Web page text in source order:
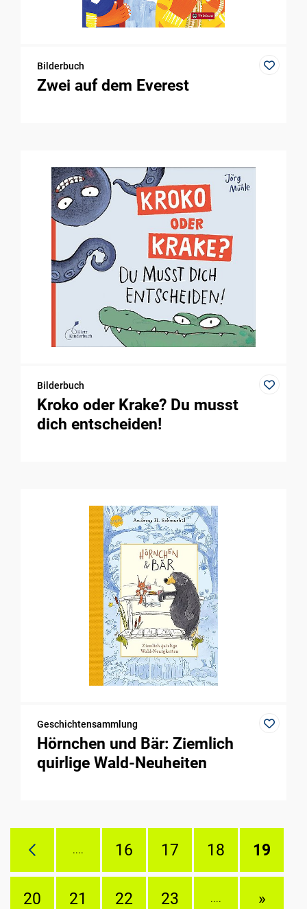
Bilderbuch
Zwei auf dem Everest
Bilderbuch
Kroko oder Krake? Du musst
dich entscheiden!
Geschichtensammlung
Hörnchen und Bär: Ziemlich
quirlige Wald-Neuheiten
.... 16 17 18 19
20 21 22 23 .... »